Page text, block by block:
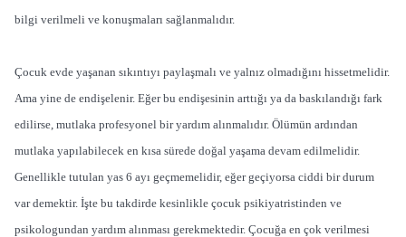
bilgi verilmeli ve konuşmaları sağlanmalıdır.
Çocuk evde yaşanan sıkıntıyı paylaşmalı ve yalnız olmadığını hissetmelidir.
Ama yine de endişelenir. Eğer bu endişesinin arttığı ya da baskılandığı fark
edilirse, mutlaka profesyonel bir yardım alınmalıdır. Ölümün ardından
mutlaka yapılabilecek en kısa sürede doğal yaşama devam edilmelidir.
Genellikle tutulan yas 6 ayı geçmemelidir, eğer geçiyorsa ciddi bir durum
var demektir. İşte bu takdirde kesinlikle çocuk psikiyatristinden ve
psikologundan yardım alınması gerekmektedir. Çocuğa en çok verilmesi